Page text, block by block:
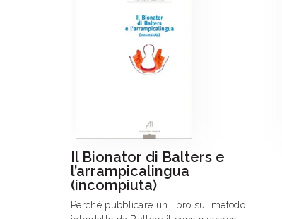
Il Bionator di Balters e
l’arrampicalingua
(incompiuta)
Perché pubblicare un libro sul metodo